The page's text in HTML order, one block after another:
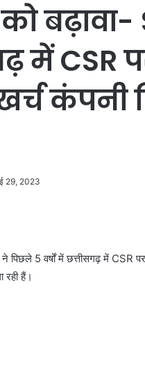
बढ़ावा-
में CSR
कंपनी
29, 2023
ने पिछले 5 वर्षों में छत्तीसगढ़ में
रही हैं।